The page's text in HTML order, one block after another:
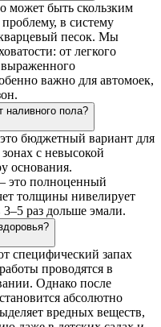
может быть скользким
в систему
песок. Мы
от легкого
выраженного
важно для автомоек,
наливного пола?
бюджетный вариант для
с невысокой
основания.
это полноценный
толщины нивелирует
раз дольше эмали.
специфический запах
проводятся в
Однако после
абсолютно
вредных веществ,